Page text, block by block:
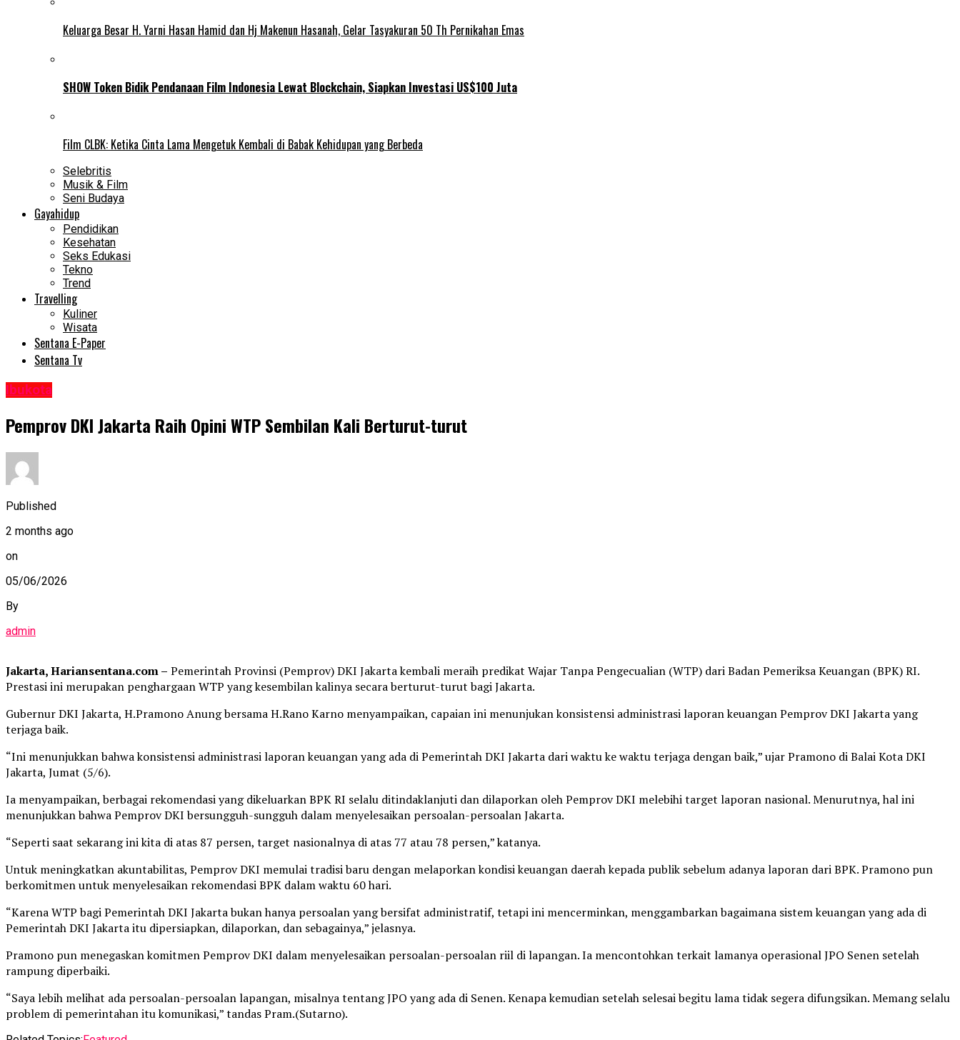
Keluarga Besar H. Yarni Hasan Hamid dan Hj Makenun Hasanah, Gelar Tasyakuran 50 Th Pernikahan Emas
SHOW Token Bidik Pendanaan Film Indonesia Lewat Blockchain, Siapkan Investasi US$100 Juta
Film CLBK: Ketika Cinta Lama Mengetuk Kembali di Babak Kehidupan yang Berbeda
Selebritis
Musik & Film
Seni Budaya
Gayahidup
Pendidikan
Kesehatan
Seks Edukasi
Tekno
Trend
Travelling
Kuliner
Wisata
Sentana E-Paper
Sentana Tv
Ibukota
Pemprov DKI Jakarta Raih Opini WTP Sembilan Kali Berturut-turut
Published
2 months ago
on
05/06/2026
By
admin
Jakarta, Hariansentana.com – Pemerintah Provinsi (Pemprov) DKI Jakarta kembali meraih predikat Wajar Tanpa Pengecualian (WTP) dari Badan Pemeriksa Keuangan (BPK) RI.
Prestasi ini merupakan penghargaan WTP yang kesembilan kalinya secara berturut-turut bagi Jakarta.
Gubernur DKI Jakarta, H.Pramono Anung bersama H.Rano Karno menyampaikan, capaian ini menunjukan konsistensi administrasi laporan keuangan Pemprov DKI Jakarta yang
terjaga baik.
“Ini menunjukkan bahwa konsistensi administrasi laporan keuangan yang ada di Pemerintah DKI Jakarta dari waktu ke waktu terjaga dengan baik,” ujar Pramono di Balai Kota DKI
Jakarta, Jumat (5/6).
Ia menyampaikan, berbagai rekomendasi yang dikeluarkan BPK RI selalu ditindaklanjuti dan dilaporkan oleh Pemprov DKI melebihi target laporan nasional. Menurutnya, hal ini
menunjukkan bahwa Pemprov DKI bersungguh-sungguh dalam menyelesaikan persoalan-persoalan Jakarta.
“Seperti saat sekarang ini kita di atas 87 persen, target nasionalnya di atas 77 atau 78 persen,” katanya.
Untuk meningkatkan akuntabilitas, Pemprov DKI memulai tradisi baru dengan melaporkan kondisi keuangan daerah kepada publik sebelum adanya laporan dari BPK. Pramono pun
berkomitmen untuk menyelesaikan rekomendasi BPK dalam waktu 60 hari.
“Karena WTP bagi Pemerintah DKI Jakarta bukan hanya persoalan yang bersifat administratif, tetapi ini mencerminkan, menggambarkan bagaimana sistem keuangan yang ada di
Pemerintah DKI Jakarta itu dipersiapkan, dilaporkan, dan sebagainya,” jelasnya.
Pramono pun menegaskan komitmen Pemprov DKI dalam menyelesaikan persoalan-persoalan riil di lapangan. Ia mencontohkan terkait lamanya operasional JPO Senen setelah
rampung diperbaiki.
“Saya lebih melihat ada persoalan-persoalan lapangan, misalnya tentang JPO yang ada di Senen. Kenapa kemudian setelah selesai begitu lama tidak segera difungsikan. Memang selalu
problem di pemerintahan itu komunikasi,” tandas Pram.(Sutarno).